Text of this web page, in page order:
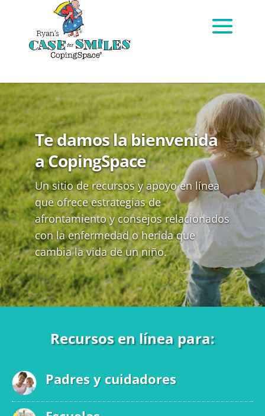
Te damos la bienvenida
a CopingSpace
Un sitio de recursos y apoyo en línea
que ofrece estrategias de
afrontamiento y consejos relacionados
con la enfermedad o herida que
cambia la vida de un niño.
Recursos en línea para:
Padres y cuidadores